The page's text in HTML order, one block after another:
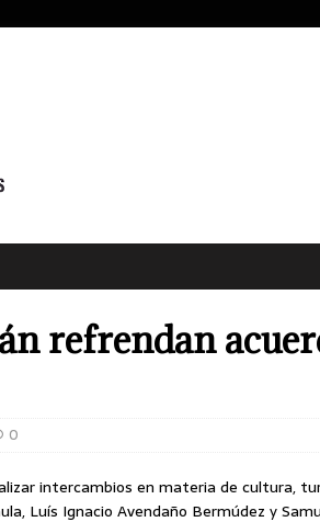
refrendan
0
intercambios en materia de cultura,
Luís Ignacio Avendaño Bermúdez y